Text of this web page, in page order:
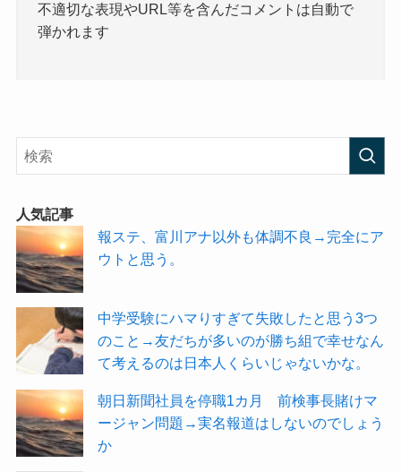
不適切な表現やURL等を含んだコメントは自動で
弾かれます
人気記事
報ステ、富川アナ以外も体調不良→完全にア
ウトと思う。
中学受験にハマりすぎて失敗したと思う3つ
のこと→友だちが多いのが勝ち組で幸せなん
て考えるのは日本人くらいじゃないかな。
朝日新聞社員を停職1カ月 前検事長賭けマ
ージャン問題→実名報道はしないのでしょう
か